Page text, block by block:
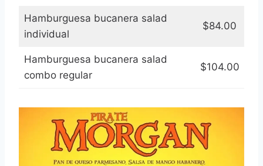
Hamburguesa bucanera salad
individual
$84.00
Hamburguesa bucanera salad
combo regular
$104.00